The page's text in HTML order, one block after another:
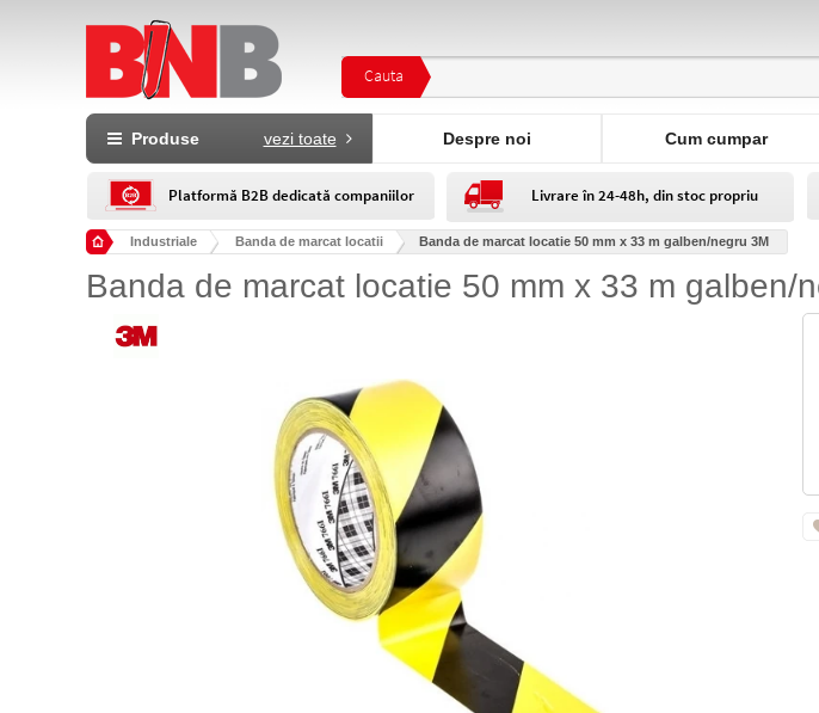
Cauta
Produse vezi toate Despre noi Cum cumpar
Platformă B2B dedicată companiilor Livrare în 24-48h, din stoc propriu
Industriale Banda de marcat locatii Banda de marcat locatie 50 mm x 33 m galben/negru 3M
Banda de marcat locatie 50 mm x 33 m galben/